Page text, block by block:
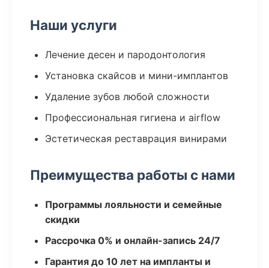
Наши услуги
Лечение десен и пародонтология
Установка скайсов и мини-имплантов
Удаление зубов любой сложности
Профессиональная гигиена и airflow
Эстетическая реставрация винирами
Преимущества работы с нами
Программы лояльности и семейные
скидки
Рассрочка 0% и онлайн-запись 24/7
Гарантия до 10 лет на импланты и